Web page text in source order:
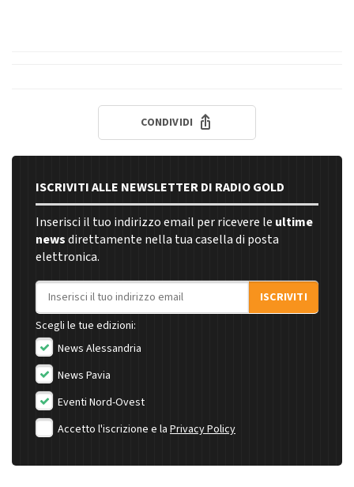
CONDIVIDI
ISCRIVITI ALLE NEWSLETTER DI RADIO GOLD
Inserisci il tuo indirizzo email per ricevere le ultime
newsdirettamente nella tua casella di posta
elettronica.
Indirizzo email
ISCRIVITI
Scegli le tue edizioni:
News Alessandria
News Pavia
Eventi Nord-Ovest
Accetto l'iscrizione e la Privacy Policy